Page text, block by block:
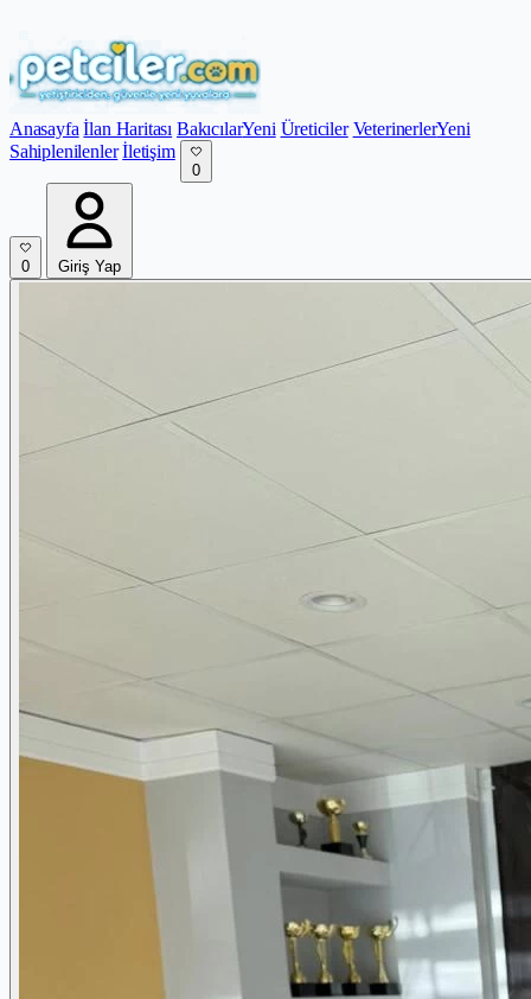
Anasayfa İlan Haritası BakıcılarYeni Üreticiler VeterinerlerYeni
Sahiplenilenler İletişim
0
0 Giriş Yap